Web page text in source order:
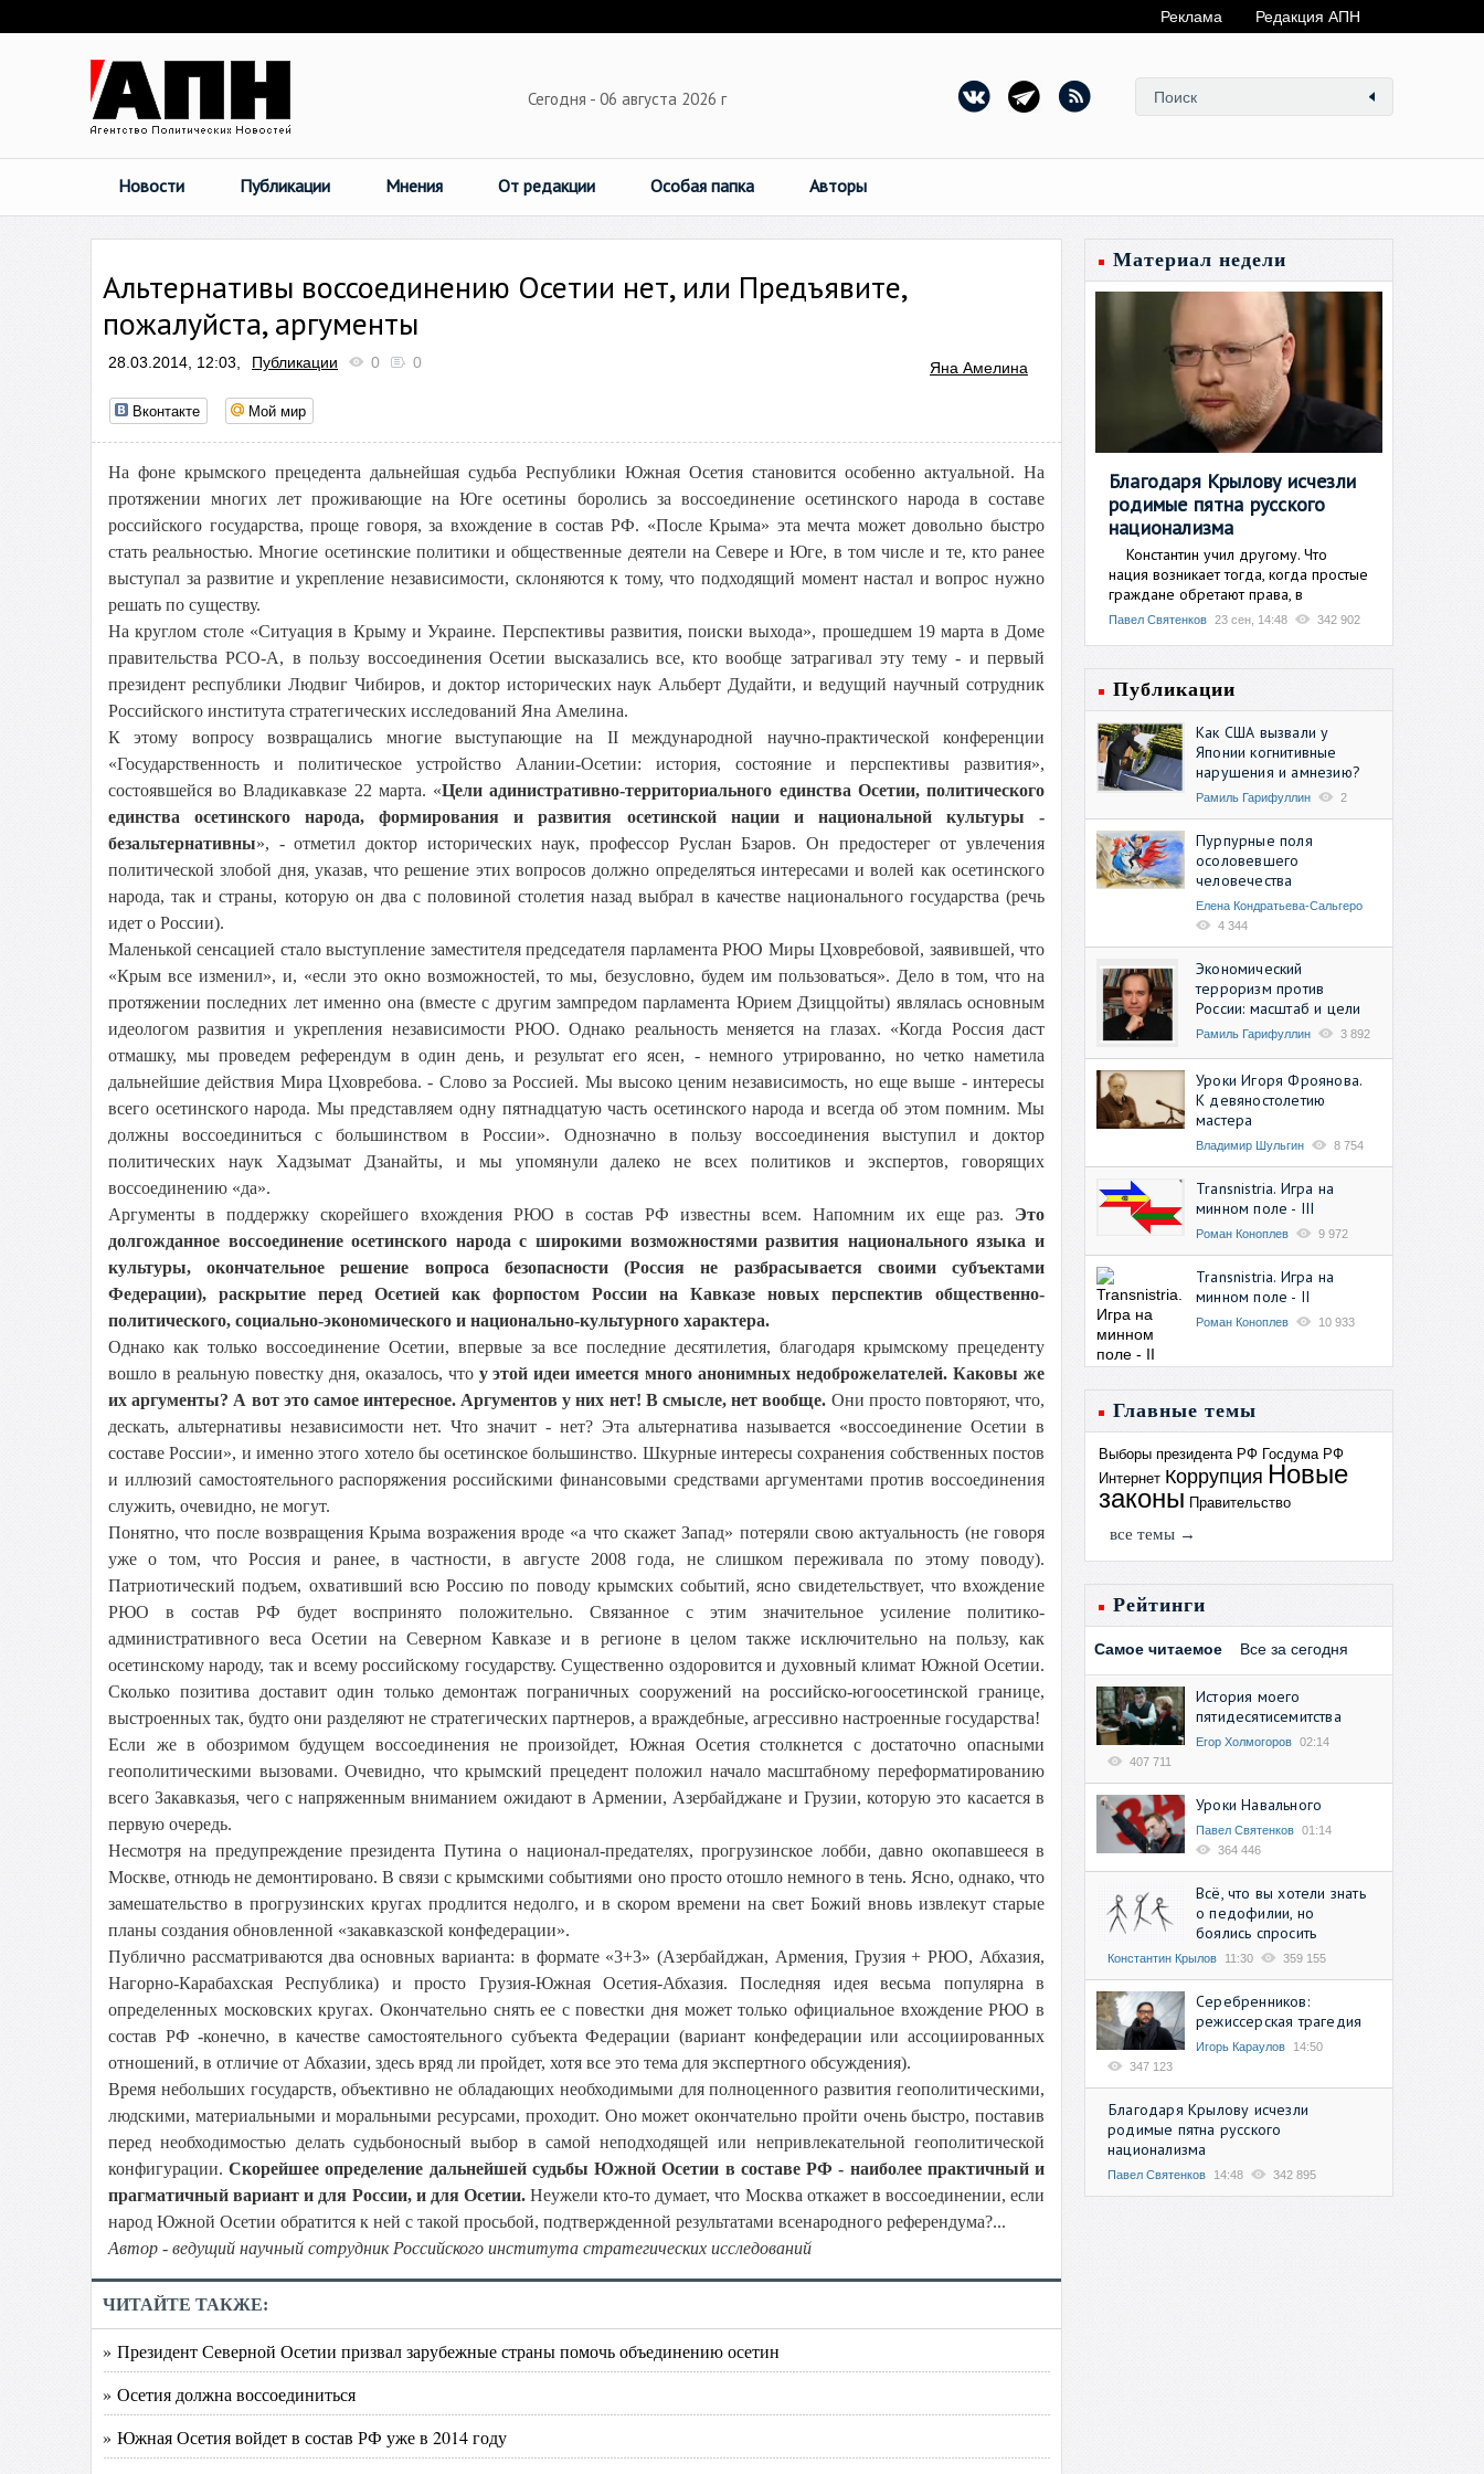
Реклама Редакция АПН
Сегодня - 06 августа 2026 г
Новости Публикации Мнения От редакции Особая папка Авторы
Альтернативы воссоединению Осетии нет, или Предъявите,
пожалуйста, аргументы
28.03.2014, 12:03, Публикации 0 0 Яна Амелина
Вконтакте Мой мир
На фоне крымского прецедента дальнейшая судьба Республики Южная Осетия становится особенно актуальной. На
протяжении многих лет проживающие на Юге осетины боролись за воссоединение осетинского народа в составе
российского государства, проще говоря, за вхождение в состав РФ. «После Крыма» эта мечта может довольно быстро
стать реальностью. Многие осетинские политики и общественные деятели на Севере и Юге, в том числе и те, кто ранее
выступал за развитие и укрепление независимости, склоняются к тому, что подходящий момент настал и вопрос нужно
решать по существу.
На круглом столе «Ситуация в Крыму и Украине. Перспективы развития, поиски выхода», прошедшем 19 марта в Доме
правительства РСО-А, в пользу воссоединения Осетии высказались все, кто вообще затрагивал эту тему - и первый
президент республики Людвиг Чибиров, и доктор исторических наук Альберт Дудайти, и ведущий научный сотрудник
Российского института стратегических исследований Яна Амелина.
К этому вопросу возвращались многие выступающие на II международной научно-практической конференции
«Государственность и политическое устройство Алании-Осетии: история, состояние и перспективы развития»,
состоявшейся во Владикавказе 22 марта. «Цели адинистративно-территориального единства Осетии, политического
единства осетинского народа, формирования и развития осетинской нации и национальной культуры -
безальтернативны», - отметил доктор исторических наук, профессор Руслан Бзаров. Он предостерег от увлечения
политической злобой дня, указав, что решение этих вопросов должно определяться интересами и волей как осетинского
народа, так и страны, которую он два с половиной столетия назад выбрал в качестве национального государства (речь
идет о России).
Маленькой сенсацией стало выступление заместителя председателя парламента РЮО Миры Цховребовой, заявившей, что
«Крым все изменил», и, «если это окно возможностей, то мы, безусловно, будем им пользоваться». Дело в том, что на
протяжении последних лет именно она (вместе с другим зампредом парламента Юрием Дзиццойты) являлась основным
идеологом развития и укрепления независимости РЮО. Однако реальность меняется на глазах. «Когда Россия даст
отмашку, мы проведем референдум в один день, и результат его ясен, - немного утрированно, но четко наметила
дальнейшие действия Мира Цховребова. - Слово за Россией. Мы высоко ценим независимость, но еще выше - интересы
всего осетинского народа. Мы представляем одну пятнадцатую часть осетинского народа и всегда об этом помним. Мы
должны воссоединиться с большинством в России». Однозначно в пользу воссоединения выступил и доктор
политических наук Хадзымат Дзанайты, и мы упомянули далеко не всех политиков и экспертов, говорящих
воссоединению «да».
Аргументы в поддержку скорейшего вхождения РЮО в состав РФ известны всем. Напомним их еще раз. Это
долгожданное воссоединение осетинского народа с широкими возможностями развития национального языка и
культуры, окончательное решение вопроса безопасности (Россия не разбрасывается своими субъектами
Федерации), раскрытие перед Осетией как форпостом России на Кавказе новых перспектив общественно-
политического, социально-экономического и национально-культурного характера.
Однако как только воссоединение Осетии, впервые за все последние десятилетия, благодаря крымскому прецеденту
вошло в реальную повестку дня, оказалось, что у этой идеи имеется много анонимных недоброжелателей. Каковы же
их аргументы? А вот это самое интересное. Аргументов у них нет! В смысле, нет вообще. Они просто повторяют, что,
дескать, альтернативы независимости нет. Что значит - нет? Эта альтернатива называется «воссоединение Осетии в
составе России», и именно этого хотело бы осетинское большинство. Шкурные интересы сохранения собственных постов
и иллюзий самостоятельного распоряжения российскими финансовыми средствами аргументами против воссоединения
служить, очевидно, не могут.
Понятно, что после возвращения Крыма возражения вроде «а что скажет Запад» потеряли свою актуальность (не говоря
уже о том, что Россия и ранее, в частности, в августе 2008 года, не слишком переживала по этому поводу).
Патриотический подъем, охвативший всю Россию по поводу крымских событий, ясно свидетельствует, что вхождение
РЮО в состав РФ будет воспринято положительно. Связанное с этим значительное усиление политико-
административного веса Осетии на Северном Кавказе и в регионе в целом также исключительно на пользу, как
осетинскому народу, так и всему российскому государству. Существенно оздоровится и духовный климат Южной Осетии.
Сколько позитива доставит один только демонтаж пограничных сооружений на российско-югоосетинской границе,
выстроенных так, будто они разделяют не стратегических партнеров, а враждебные, агрессивно настроенные государства!
Если же в обозримом будущем воссоединения не произойдет, Южная Осетия столкнется с достаточно опасными
геополитическими вызовами. Очевидно, что крымский прецедент положил начало масштабному переформатированию
всего Закавказья, чего с напряженным вниманием ожидают в Армении, Азербайджане и Грузии, которую это касается в
первую очередь.
Несмотря на предупреждение президента Путина о национал-предателях, прогрузинское лобби, давно окопавшееся в
Москве, отнюдь не демонтировано. В связи с крымскими событиями оно просто отошло немного в тень. Ясно, однако, что
замешательство в прогрузинских кругах продлится недолго, и в скором времени на свет Божий вновь извлекут старые
планы создания обновленной «закавказской конфедерации».
Публично рассматриваются два основных варианта: в формате «3+3» (Азербайджан, Армения, Грузия + РЮО, Абхазия,
Нагорно-Карабахская Республика) и просто Грузия-Южная Осетия-Абхазия. Последняя идея весьма популярна в
определенных московских кругах. Окончательно снять ее с повестки дня может только официальное вхождение РЮО в
состав РФ -конечно, в качестве самостоятельного субъекта Федерации (вариант конфедерации или ассоциированных
отношений, в отличие от Абхазии, здесь вряд ли пройдет, хотя все это тема для экспертного обсуждения).
Время небольших государств, объективно не обладающих необходимыми для полноценного развития геополитическими,
людскими, материальными и моральными ресурсами, проходит. Оно может окончательно пройти очень быстро, поставив
перед необходимостью делать судьбоносный выбор в самой неподходящей или непривлекательной геополитической
конфигурации.Скорейшее определение дальнейшей судьбы Южной Осетии в составе РФ - наиболее практичный и
прагматичный вариант и для России, и для Осетии.Неужели кто-то думает, что Москва откажет в воссоединении, если
народ Южной Осетии обратится к ней с такой просьбой, подтвержденной результатами всенародного референдума?...
Автор - ведущий научный сотрудник Российского института стратегических исследований
ЧИТАЙТЕ ТАКЖЕ:
» Президент Северной Осетии призвал зарубежные страны помочь объединению осетин
» Осетия должна воссоединиться
» Южная Осетия войдет в состав РФ уже в 2014 году
Материал недели
Благодаря Крылову исчезли
родимые пятна русского
национализма
Константин учил другому. Что
нация возникает тогда, когда простые
граждане обретают права, в
Павел Святенков 23 сен, 14:48 342 902
Публикации
Как США вызвали у
Японии когнитивные
нарушения и амнезию?
Рамиль Гарифуллин 2
Пурпурные поля
осоловевшего
человечества
Елена Кондратьева-Сальгеро
4 344
Экономический
терроризм против
России: масштаб и цели
Рамиль Гарифуллин 3 892
Уроки Игоря Фроянова.
К девяностолетию
мастера
Владимир Шульгин 8 754
Transnistria. Игра на
минном поле - III
Роман Коноплев 9 972
Transnistria. Игра на
минном поле - II
Роман Коноплев 10 933
Главные темы
Выборы президента РФ Госдума РФ
Интернет Коррупция Новые
законы Правительство
все темы →
Рейтинги
Самое читаемое Все за сегодня
История моего
пятидесятисемитства
Егор Холмогоров 02:14
407 711
Уроки Навального
Павел Святенков 01:14
364 446
Всё, что вы хотели знать
о педофилии, но
боялись спросить
Константин Крылов 11:30 359 155
Серебренников:
режиссерская трагедия
Игорь Караулов
14:50
347 123
Благодаря Крылову исчезли
родимые пятна русского
национализма
Павел Святенков 14:48 342 895